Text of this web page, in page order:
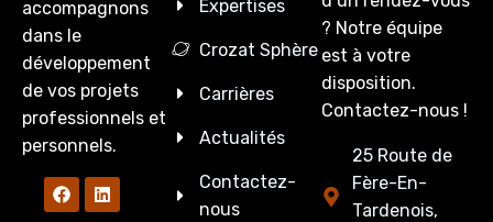
accompagnons
dans le
développement
de vos projets
professionnels et
personnels.
Expertises
Crozat Sphère
Carrières
Actualités
Contactez-
nous
? Notre équipe
est à votre
disposition.
Contactez-nous !
25 Route de
Fère-En-
Tardenois,